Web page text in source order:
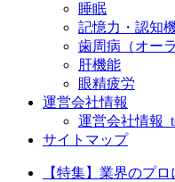
睡眠
記憶力・認知
歯周病（オー
肝機能
眼精疲労
運営会社情報
運営会社情報
サイトマップ
【特集】業界のプ